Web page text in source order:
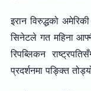
इरान विरुद्धको
सिनेटले गत महिना
रिपब्लिकन
प्रदर्शनमा पङ्क्ति